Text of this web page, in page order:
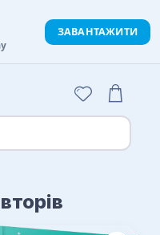
ЗАВАНТАЖИТИ